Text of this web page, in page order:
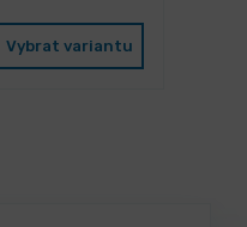
Vybrat variantu